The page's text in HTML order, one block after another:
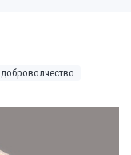
доброволчество